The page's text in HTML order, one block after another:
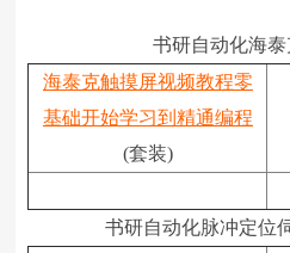
书研自动化海
海泰克触摸屏视频教程零
基础开始学习到精通编程
(套装)
书研自动化脉冲定位